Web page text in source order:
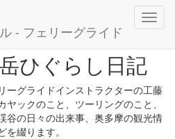
- フェリーグライド
ひぐらし日記
ーグライドインストラクターの工藤
ヤックのこと、ツーリングのこと、
谷の日々の出来事、奥多摩の観光情
を綴ります。